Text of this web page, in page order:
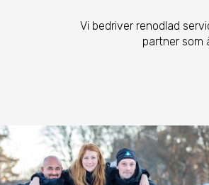
Vi bedriver renodlad
partner som